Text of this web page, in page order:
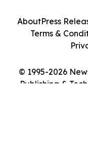
© 1995-2026
Publishing &
AboutPress
Terms &